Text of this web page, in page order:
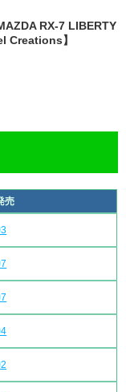
RX-7 LIBERTY
Creations】
売